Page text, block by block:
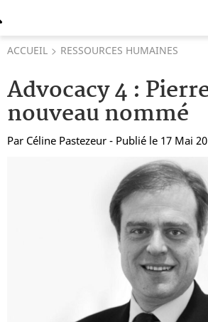
ACCUEIL RESSOURCES HUMAINES
Advocacy 4 :
nouveau nommé
Par Céline Pastezeur - Publié le 17 Mai